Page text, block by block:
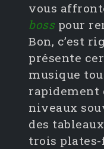
vous
bosspour
Bon, c’est
présente
musique
rapidement
niveaux
des
trois